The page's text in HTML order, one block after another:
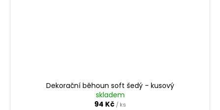
Dekorační běhoun soft šedý - kusový
skladem
94 Kč / ks